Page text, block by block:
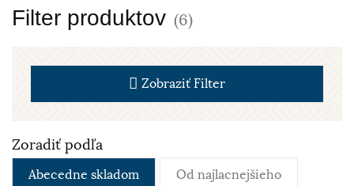
Filter produktov (6)
Zobraziť Filter
Zoradiť podľa
Abecedne skladom Od najlacnejšieho